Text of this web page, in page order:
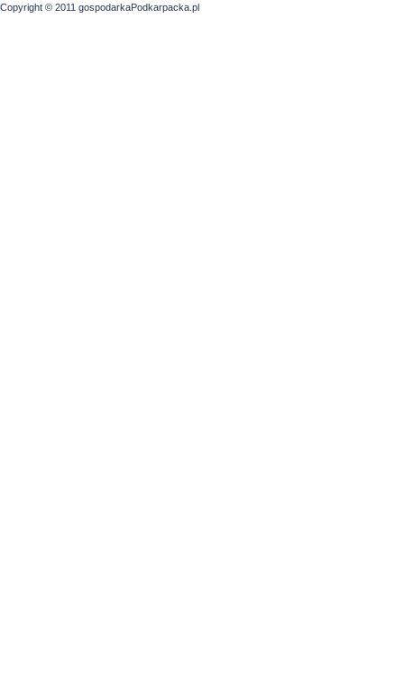
Copyright © 2011 gospodarkaPodkarpacka.pl